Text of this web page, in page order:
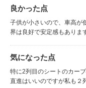
良かった点
子供が小さいので、車高が
界は良好で安定感もありま
気になった点
特に2列目のシートのカー
直進はいいのですが私も２